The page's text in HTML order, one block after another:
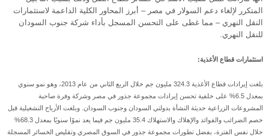
المتكرر لإلغاء دعم السولار في مصر – أبرز المحاور الكلية الداعمة لاستثمارات
النقل النهري – مما غطى على التحسن المسجل بأداء شركة جنوب السودان
للنقل النهري.
استثمارات قطاع الأغذية:
بلغت إيرادات قطاع الأغذية 324.3 مليون جم خلال الربع الثاني من عام 2013، وهو نمو سنوي
بمعدل 6.5% على خلفية تحسن إيرادات مجموعة جذور في مصر وشركة وفرة صاحبة
المشروعات الزراعية حديثة النشأة بدولتي السودان وجنوب السودان. وبلغت الأرباح التشغيلية قبل
خصم الضرائب والفوائد والإهلاك والاستهلاك 35.4 مليون جم فيما يعد نموًا سنويًا بمعدل 68.3%
خلال نفس الفترة، بفضل تطورات مجموعة جذور في السوق المصري وتقليص الخسائر المسجلة